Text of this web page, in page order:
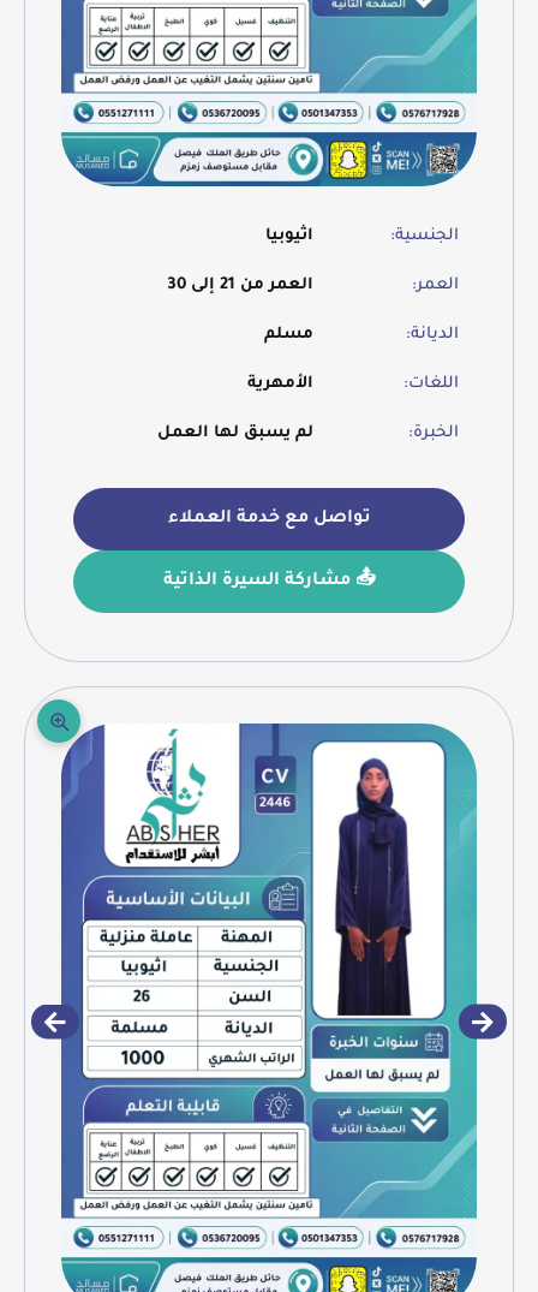
الجنسية: اثيوبيا
العمر: العمر من 21 إلى 30
الديانة: مسلم
اللغات: الأمهرية
الخبرة: لم يسبق لها العمل
تواصل مع خدمة العملاء
📤 مشاركة السيرة الذاتية